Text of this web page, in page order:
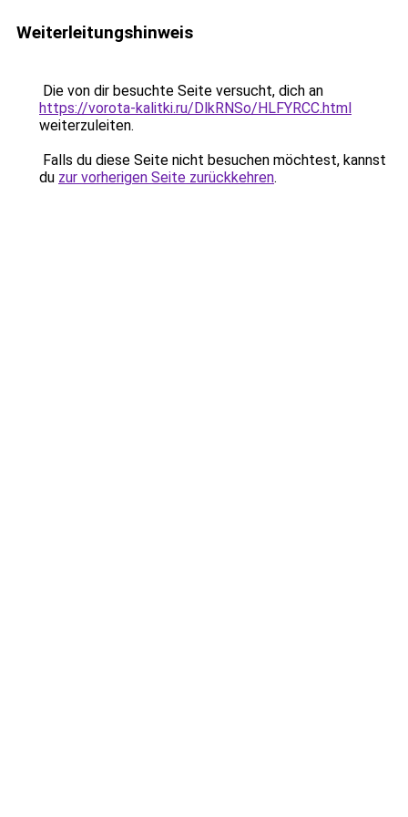
Weiterleitungshinweis
Die von dir besuchte Seite versucht, dich an
https://vorota-kalitki.ru/DlkRNSo/HLFYRCC.html
weiterzuleiten.
Falls du diese Seite nicht besuchen möchtest, kannst
du zur vorherigen Seite zurückkehren.